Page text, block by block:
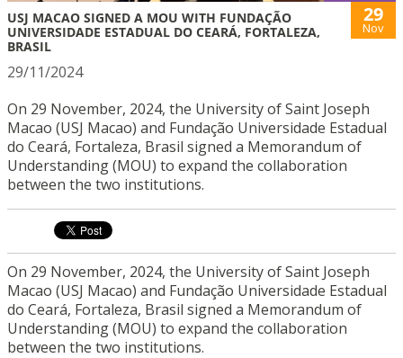
USJ MACAO SIGNED A MOU WITH FUNDAÇÃO
UNIVERSIDADE ESTADUAL DO CEARÁ, FORTALEZA,
BRASIL
29
Nov
29/11/2024
On 29 November, 2024, the University of Saint Joseph
Macao (USJ Macao) and Fundação Universidade Estadual
do Ceará, Fortaleza, Brasil signed a Memorandum of
Understanding (MOU) to expand the collaboration
between the two institutions.
On 29 November, 2024, the University of Saint Joseph
Macao (USJ Macao) and Fundação Universidade Estadual
do Ceará, Fortaleza, Brasil signed a Memorandum of
Understanding (MOU) to expand the collaboration
between the two institutions.